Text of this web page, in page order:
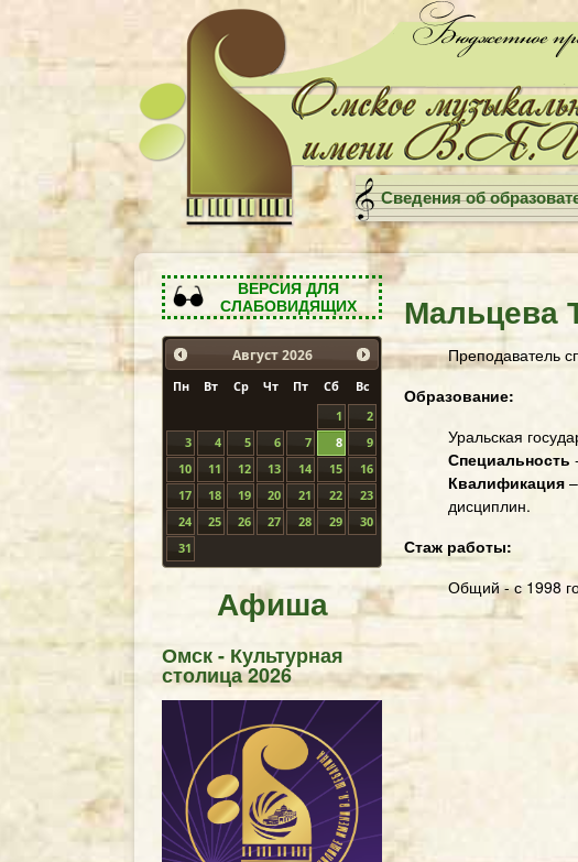
Сведения об
ВЕРСИЯ ДЛЯ
СЛАБОВИДЯЩИХ
Август 2026
Пн Вт Ср Чт Пт Сб
Вс
1
2
3
4 5 6 7 8
9
10
11 12 13 14 15
16
17
18 19 20 21 22
23
24
25 26 27 28 29
30
31
Афиша
Омск - Культурная
столица 2026
Мальцева
Преподаватель
Образование:
Уральская
Специальность
Квалификация
дисциплин.
Стаж работы:
Общий - с 1998